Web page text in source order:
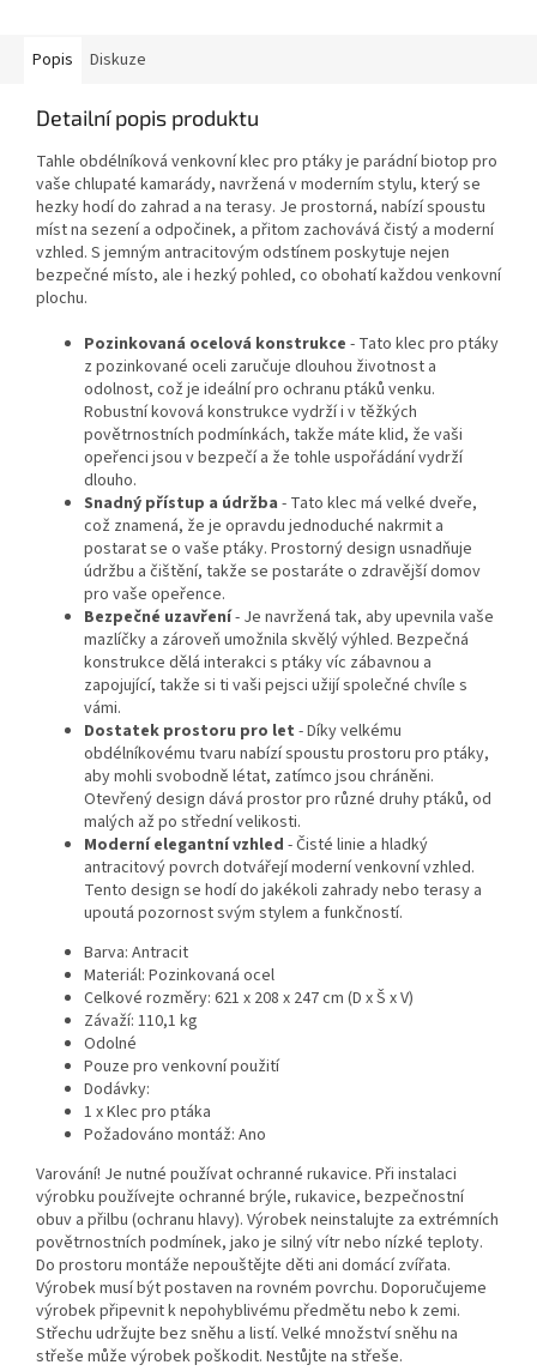
Popis Diskuze
Detailní popis produktu
Tahle obdélníková venkovní klec pro ptáky je parádní biotop pro
vaše chlupaté kamarády, navržená v moderním stylu, který se
hezky hodí do zahrad a na terasy. Je prostorná, nabízí spoustu
míst na sezení a odpočinek, a přitom zachovává čistý a moderní
vzhled. S jemným antracitovým odstínem poskytuje nejen
bezpečné místo, ale i hezký pohled, co obohatí každou venkovní
plochu.
Pozinkovaná ocelová konstrukce - Tato klec pro ptáky
z pozinkované oceli zaručuje dlouhou životnost a
odolnost, což je ideální pro ochranu ptáků venku.
Robustní kovová konstrukce vydrží i v těžkých
povětrnostních podmínkách, takže máte klid, že vaši
opeřenci jsou v bezpečí a že tohle uspořádání vydrží
dlouho.
Snadný přístup a údržba - Tato klec má velké dveře,
což znamená, že je opravdu jednoduché nakrmit a
postarat se o vaše ptáky. Prostorný design usnadňuje
údržbu a čištění, takže se postaráte o zdravější domov
pro vaše opeřence.
Bezpečné uzavření- Je navržená tak, aby upevnila vaše
mazlíčky a zároveň umožnila skvělý výhled. Bezpečná
konstrukce dělá interakci s ptáky víc zábavnou a
zapojující, takže si ti vaši pejsci užijí společné chvíle s
vámi.
Dostatek prostoru pro let - Díky velkému
obdélníkovému tvaru nabízí spoustu prostoru pro ptáky,
aby mohli svobodně létat, zatímco jsou chráněni.
Otevřený design dává prostor pro různé druhy ptáků, od
malých až po střední velikosti.
Moderní elegantní vzhled - Čisté linie a hladký
antracitový povrch dotvářejí moderní venkovní vzhled.
Tento design se hodí do jakékoli zahrady nebo terasy a
upoutá pozornost svým stylem a funkčností.
Barva: Antracit
Materiál: Pozinkovaná ocel
Celkové rozměry: 621 x 208 x 247 cm (D x Š x V)
Závaží: 110,1 kg
Odolné
Pouze pro venkovní použití
Dodávky:
1 x Klec pro ptáka
Požadováno montáž: Ano
Varování! Je nutné používat ochranné rukavice. Při instalaci
výrobku používejte ochranné brýle, rukavice, bezpečnostní
obuv a přilbu (ochranu hlavy). Výrobek neinstalujte za extrémních
povětrnostních podmínek, jako je silný vítr nebo nízké teploty.
Do prostoru montáže nepouštějte děti ani domácí zvířata.
Výrobek musí být postaven na rovném povrchu. Doporučujeme
výrobek připevnit k nepohyblivému předmětu nebo k zemi.
Střechu udržujte bez sněhu a listí. Velké množství sněhu na
střeše může výrobek poškodit. Nestůjte na střeše.